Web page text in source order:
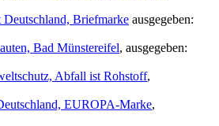
Deutschland, Briefmarke ausgegeben:
Bad Münstereifel, ausgegeben:
Abfall ist Rohstoff,
EUROPA-Marke,